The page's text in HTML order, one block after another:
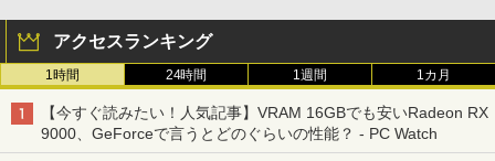
み USB2.0 Wi-Fi無線LAN対応 キーボー
ド＆マウス付属 在宅勤務 学生向け 初心
5
Dell SE2416H 23.8インチ モニター (フ
ルHD/IPS非光沢/HDMI・D-Sub15ピン/傾
き調整) 【付属品：電源ケーブル・HDMI
ケーブル】3ヶ月保証付き
アクセスランキング
1時間 24時間 1週間 1カ月
【今すぐ読みたい！人気記事】VRAM 16GBでも安いRadeon RX
9000、GeForceで言うとどのぐらいの性能？ - PC Watch